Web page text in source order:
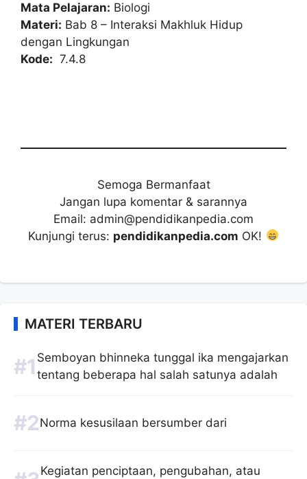
Mata Pelajaran: Biologi
Materi: Bab 8 – Interaksi Makhluk Hidup
dengan Lingkungan
Kode: 7.4.8
Semoga Bermanfaat
Jangan lupa komentar & sarannya
Email: admin@pendidikanpedia.com
Kunjungi terus: pendidikanpedia.com OK!
MATERI TERBARU
Semboyan bhinneka tunggal ika mengajarkan
tentang beberapa hal salah satunya adalah
Norma kesusilaan bersumber dari
Kegiatan penciptaan, pengubahan, atau